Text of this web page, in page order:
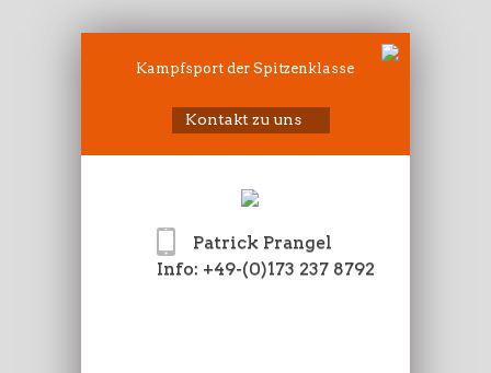
Kampfsport der Spitzenklasse
Kontakt zu uns
Patrick Prangel
Info: +49-(0)173 237 8792